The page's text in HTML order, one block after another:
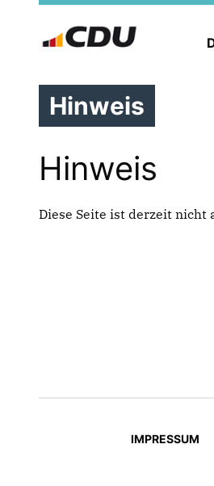
Hinweis
Hinweis
Diese Seite ist derzeit
IMPRESSUM